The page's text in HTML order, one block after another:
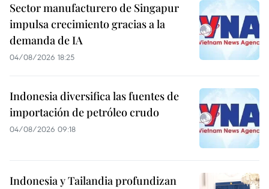
Sector manufacturero de Singapur
impulsa crecimiento gracias a la
demanda de IA
04/08/2026 18:25
Indonesia diversifica las fuentes de
importación de petróleo crudo
04/08/2026 09:18
Indonesia y Tailandia profundizan